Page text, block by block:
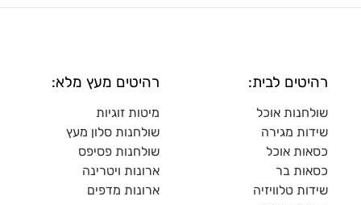
רהיטים לבית:
שולחנות אוכל
שידות מגירה
כסאות אוכל
כסאות בר
שידות טלוויזיה
רהיטים מעץ מלא:
מיטות זוגיות
שולחנות סלון מעץ
שולחנות פסיפס
ארונות ויטרינה
ארונות מדפים